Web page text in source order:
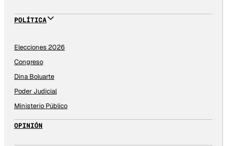
POLÍTICA
Elecciones 2026
Congreso
Dina Boluarte
Poder Judicial
Ministerio Público
OPINIÓN